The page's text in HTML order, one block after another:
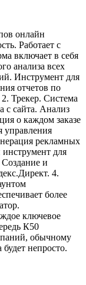
онлайн
Работает с
включает в себя
анализа всех
Инструмент для
отчетов по
Трекер. Система
с сайта. Анализ
о каждом заказе
управления
рекламных
для
и
4.
более
ключевое
К50
обычному
будет непросто.